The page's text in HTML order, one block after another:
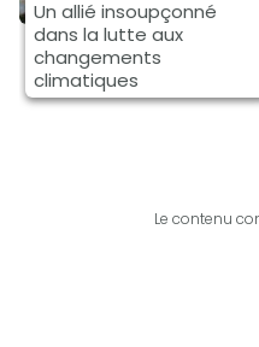
Un allié insoupçonné
dans la lutte aux
changements
climatiques
Le contenu